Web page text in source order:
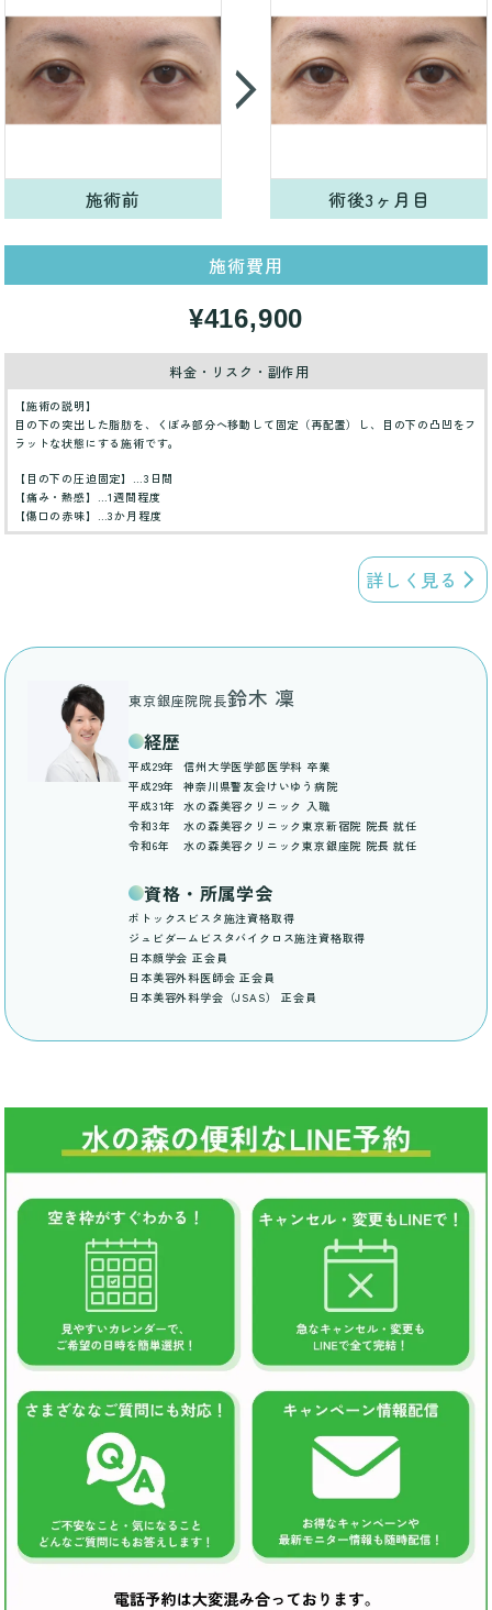
施術前 術後3ヶ月目
施術費用
¥416,900
料金・リスク・副作用
【施術の説明】
目の下の突出した脂肪を、くぼみ部分へ移動して固定（再配置）し、目の下の凸凹をフ
ラットな状態にする施術です。
【目の下の圧迫固定】…3日間
【痛み・熱感】…1週間程度
【傷口の赤味】…3か月程度
詳しく見る
東京銀座院院長鈴木 凜
経歴
平成29年
信州大学医学部医学科 卒業
平成29年
神奈川県警友会けいゆう病院
平成31年
水の森美容クリニック 入職
令和3年
水の森美容クリニック東京新宿院 院長 就任
令和6年
水の森美容クリニック東京銀座院 院長 就任
資格・所属学会
ボトックスビスタ施注資格取得
ジュビダームビスタバイクロス施注資格取得
日本顔学会 正会員
日本美容外科医師会 正会員
日本美容外科学会（JSAS） 正会員